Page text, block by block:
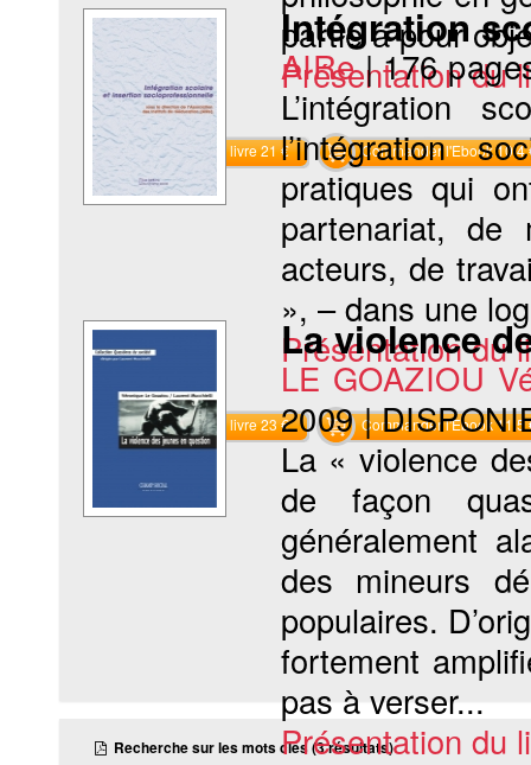
partie a pour
Présentation du
Commander le livre 21 € Commander l'Ebook 10.4
Intégration
AIRe |176
L’intégration
l’intégration
pratiques qui
partenariat, de
acteurs, de
», – dans une
Présentation du
Commander le livre 23 € Commander l'Ebook 11.5
La violence
LE GOAZIOU
2009|
La « violence
de façon
généralement
des mineurs
populaires.
fortement
pas à verser...
Présentation du
Recherche sur les mots clés (3 résultats)